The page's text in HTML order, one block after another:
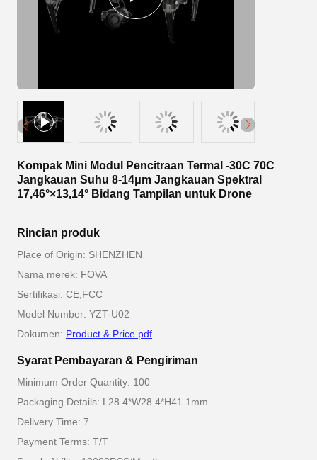
Kompak Mini Modul Pencitraan Termal -30C 70C
Jangkauan Suhu 8-14μm Jangkauan Spektral
17,46°×13,14° Bidang Tampilan untuk Drone
Rincian produk
Place of Origin: SHENZHEN
Nama merek: FOVA
Sertifikasi: CE;FCC
Model Number: YZT-U02
Dokumen: Product & Price.pdf
Syarat Pembayaran & Pengiriman
Minimum Order Quantity: 100
Packaging Details: L28.4*W28.4*H41.1mm
Delivery Time: 7
Payment Terms: T/T